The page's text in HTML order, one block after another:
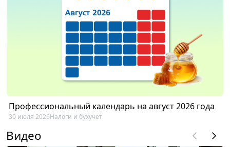
Профессиональный календарь на август 2026 года
30 июля 2026Налоги и бухучет
Видео